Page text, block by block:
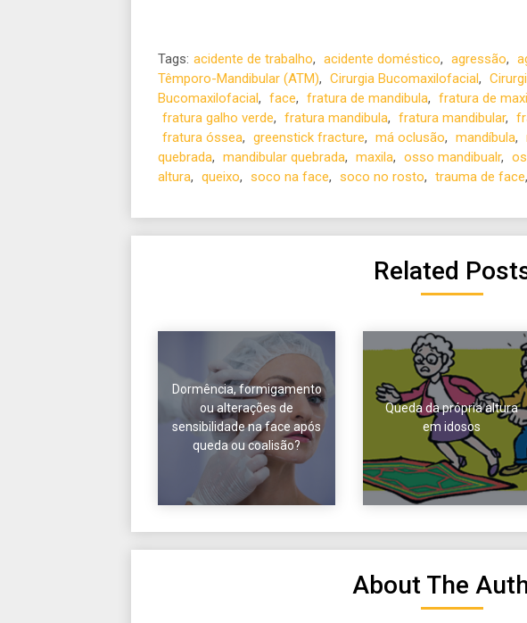
Tags: acidente de trabalho, acidente doméstico, agressão,
Têmporo-Mandibular (ATM), Cirurgia Bucomaxilofacial,
Bucomaxilofacial, face, fratura de mandibula, fratura de
fratura galho verde, fratura mandibula, fratura mandibular,
fratura óssea, greenstick fracture, má oclusão, mandíbula,
quebrada, mandibular quebrada, maxila, osso mandibualr,
altura, queixo, soco na face, soco no rosto, trauma de face,
Related
Dormência, formigamento
ou alterações de
sensibilidade na face após
queda ou coalisão?
Queda da própria altura
em idosos
About The